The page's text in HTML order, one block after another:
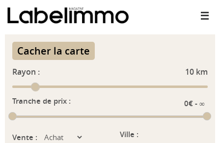
Cacher la carte
Rayon : 10 km
Tranche de prix :
Vente : Ville :